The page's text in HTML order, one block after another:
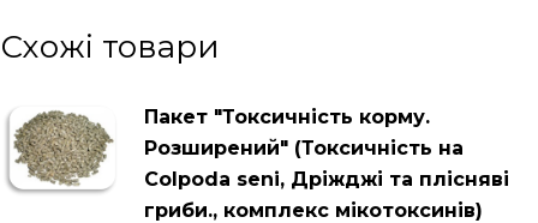
Схожі товари
Пакет "Токсичність корму.
Розширений" (Токсичність на
Colpoda seni, Дріжджі та плісняві
гриби., комплекс мікотоксинів)